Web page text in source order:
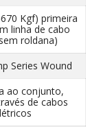
Kgf) primeira
linha de cabo
roldana)
Series Wound
ao conjunto,
de cabos